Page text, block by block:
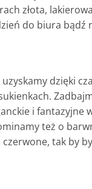
złota,
do biura bądź
uzyskamy dzięki
i
też o
tak by